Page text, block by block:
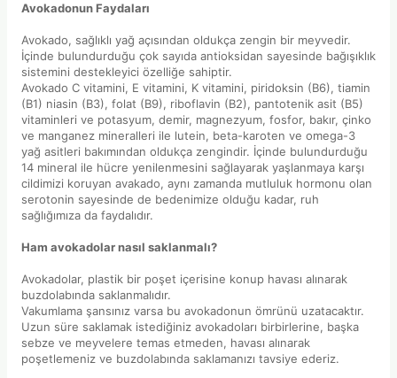
Avokadonun Faydaları
Avokado, sağlıklı yağ açısından oldukça zengin bir meyvedir.
İçinde bulundurduğu çok sayıda antioksidan sayesinde bağışıklık
sistemini destekleyici özelliğe sahiptir.
Avokado C vitamini, E vitamini, K vitamini, piridoksin (B6), tiamin
(B1) niasin (B3), folat (B9), riboflavin (B2), pantotenik asit (B5)
vitaminleri ve potasyum, demir, magnezyum, fosfor, bakır, çinko
ve manganez mineralleri ile lutein, beta-karoten ve omega-3
yağ asitleri bakımından oldukça zengindir. İçinde bulundurduğu
14 mineral ile hücre yenilenmesini sağlayarak yaşlanmaya karşı
cildimizi koruyan avakado, aynı zamanda mutluluk hormonu olan
serotonin sayesinde de bedenimize olduğu kadar, ruh
sağlığımıza da faydalıdır.
Ham avokadolar nasıl saklanmalı?
Avokadolar, plastik bir poşet içerisine konup havası alınarak
buzdolabında saklanmalıdır.
Vakumlama şansınız varsa bu avokadonun ömrünü uzatacaktır.
Uzun süre saklamak istediğiniz avokadoları birbirlerine, başka
sebze ve meyvelere temas etmeden, havası alınarak
poşetlemeniz ve buzdolabında saklamanızı tavsiye ederiz.